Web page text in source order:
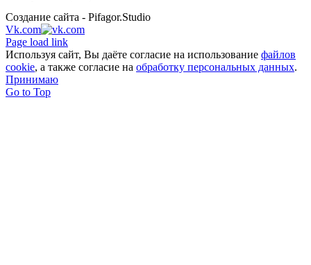
Создание сайта - Pifagor.Studio
Vk.com
Page load link
Используя сайт, Вы даёте согласие на использование файлов
cookie, а также согласие на обработку персональных данных.
Принимаю
Go to Top